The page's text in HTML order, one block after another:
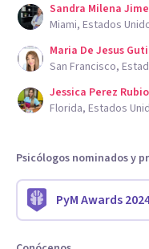
Sandra Milena
Miami, Estados
Maria De Jesus
San Francisco,
Jessica Perez Rubio
Florida, Estados
Psicólogos nominados y
PyM Awards